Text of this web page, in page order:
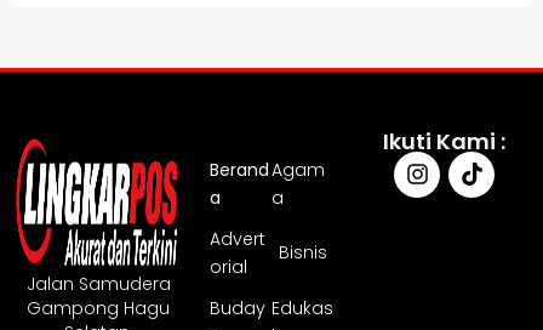
Jalan Samudera
Gampong Hagu
Berand
a
Agam
a
Advert
orial
Bisnis
Buday Edukas
Ikuti Kami :